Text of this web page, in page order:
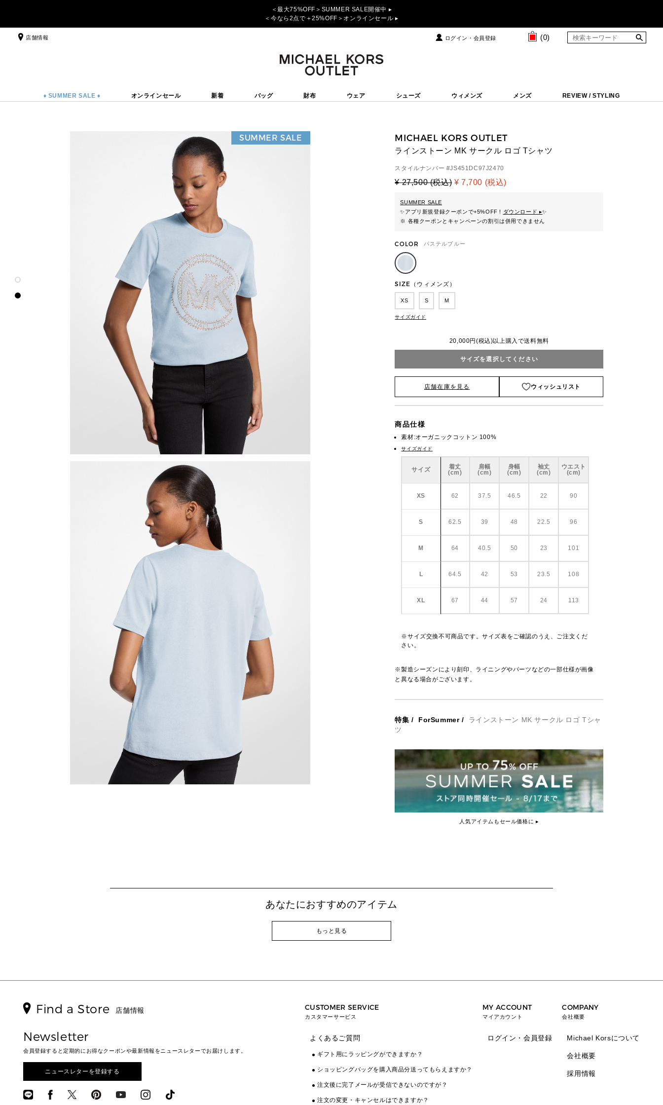
＜最大75%OFF＞SUMMER SALE開催中 ▸
＜今なら2点で＋25%OFF＞オンラインセール ▸
店舗情報 ログイン・会員登録 (0)
♦ SUMMER SALE ♦ オンラインセール 新着 バッグ 財布 ウェア シューズ ウィメンズ メンズ REVIEW / STYLING
SUMMER SALE MICHAEL KORS OUTLET
ラインストーン MK サークル ロゴ Tシャツ
スタイルナンバー #JS451DC97J2470
¥ 27,500 (税込) ¥ 7,700 (税込)
SUMMER SALE
✨アプリ新規登録クーポンで+5%OFF ! ダウンロード ▸✨
※ 各種クーポンとキャンペーンの割引は併用できません
COLOR パステルブルー
SIZE（ウィメンズ）
XS S M
サイズガイド
20,000円(税込)以上購入で送料無料
サイズを選択してください
店舗在庫を見る ウィッシュリスト
商品仕様
素材:オーガニックコットン 100%
サイズガイド
サイズ
着丈
(cm)
肩幅
(cm)
身幅
(cm)
袖丈
(cm)
ウエスト
(cm)
XS 62 37.5 46.5 22 90
S 62.5 39 48 22.5 96
M 64 40.5 50 23 101
L 64.5 42 53 23.5 108
XL 67 44 57 24 113
※サイズ交換不可商品です。サイズ表をご確認のうえ、ご注文くだ
さい。
※製造シーズンにより刻印、ライニングやパーツなどの一部仕様が画像
と異なる場合がございます。
特集 / ForSummer/
ラインストーン MK サークル ロゴ Tシャ
ツ
人気アイテムもセール価格に ▸
あなたにおすすめのアイテム
もっと見る
Find a Store 店舗情報
Newsletter
会員登録すると定期的にお得なクーポンや最新情報をニュースレターでお届けします。
ニュースレターを登録する
CUSTOMER SERVICE
カスタマーサービス
よくあるご質問
ギフト用にラッピングができますか？
ショッピングバッグを購入商品分送ってもらえますか？
注文後に完了メールが受信できないのですが？
注文の変更・キャンセルはできますか？
MY ACCOUNT
マイアカウント
ログイン・会員登録
COMPANY
会社概要
Michael Korsについて
会社概要
採用情報